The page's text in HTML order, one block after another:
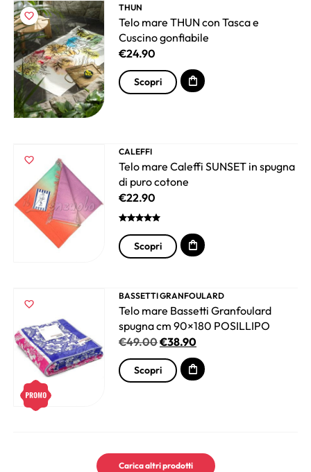
THUN
Telo mare THUN con Tasca e
Cuscino gonfiabile
€24.90
Scopri
CALEFFI
Telo mare Caleffi SUNSET in spugna
di puro cotone
€22.90
Scopri
BASSETTI GRANFOULARD
Telo mare Bassetti Granfoulard
spugna cm 90×180 POSILLIPO
€49.00€38.90
Scopri
Carica altri prodotti